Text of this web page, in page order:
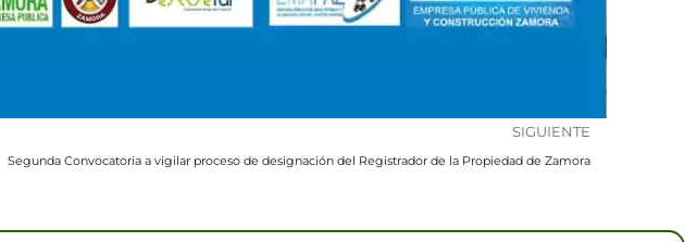
SIGUIENTE
Segunda Convocatoria a vigilar proceso de designación del Registrador de la Propiedad de Zamora
Next